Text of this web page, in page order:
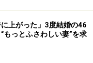
に上がった」3度結婚の46
もっとふさわしい妻”を求